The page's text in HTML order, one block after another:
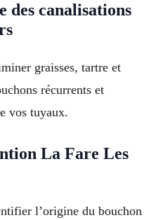
des canalisations
graisses, tartre et
récurrents et
vos tuyaux.
La Fare Les
l’origine du bouchon